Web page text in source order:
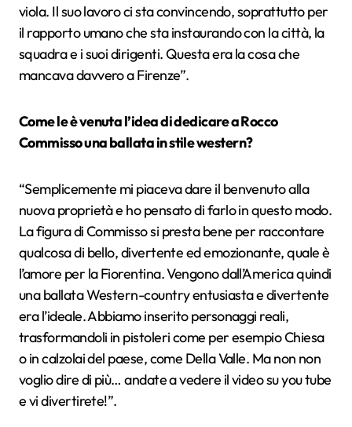
viola. Il suo lavoro ci sta convincendo, soprattutto per
il rapporto umano che sta instaurando con la città, la
squadra e i suoi dirigenti. Questa era la cosa che
mancava davvero a Firenze”.
Come le è venuta l’idea di dedicare a Rocco
Commisso una ballata in stile western?
“Semplicemente mi piaceva dare il benvenuto alla
nuova proprietà e ho pensato di farlo in questo modo.
La figura di Commisso si presta bene per raccontare
qualcosa di bello, divertente ed emozionante, quale è
l’amore per la Fiorentina. Vengono dall’America quindi
una ballata Western-country entusiasta e divertente
era l’ideale. Abbiamo inserito personaggi reali,
trasformandoli in pistoleri come per esempio Chiesa
o in calzolai del paese, come Della Valle. Ma non non
voglio dire di più… andate a vedere il video su you tube
e vi divertirete!”.